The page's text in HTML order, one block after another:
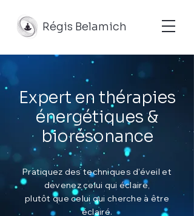
Régis Belamich
Expert en thérapies
énergétiques &
biorésonance
Pratiquez des techniques d'éveil et
devenez celui qui éclaire,
plutôt que celui qui cherche à être
éclairé.